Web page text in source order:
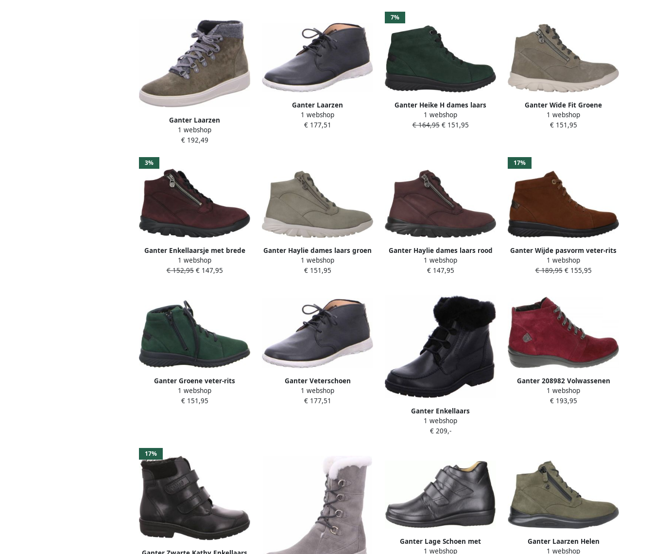
sneakersHalf-hoge schoenen
Zwart
sneakersHalf-hoge schoenen
Cognac
Ganter Laarzen
1 webshop
€ 192,49
Ganter Laarzen
1 webshop
€ 177,51
7%
Ganter Heike H dames laars
groen
1 webshop
€ 164,95€ 151,95
Ganter Wide Fit Groene
Enkelboot
1 webshop
€ 151,95
3%
Ganter Enkellaarsje met brede
pasvorm
1 webshop
€ 152,95€ 147,95
Ganter Haylie dames laars groen
1 webshop
€ 151,95
Ganter Haylie dames laars rood
1 webshop
€ 147,95
17%
Ganter Wijde pasvorm veter-rits
enkellaars Bruin
1 webshop
€ 189,95€ 155,95
Ganter Groene veter-rits
enkellaars brede pasvorm
1 webshop
€ 151,95
Ganter Veterschoen
1 webshop
€ 177,51
Ganter Enkellaars
1 webshop
€ 209,-
Ganter 208982 Volwassenen
VeterlaarzenHalf-hoge schoenen
Kleur: Rood
1 webshop
€ 193,95
17%
Ganter Lage Schoen met
Klittenbandsluiting
1 webshop
Ganter Laarzen Helen
1 webshop